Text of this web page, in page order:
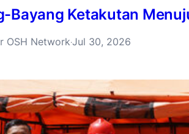
Bayang Ketakutan
OSH Network·Jul 30, 2026